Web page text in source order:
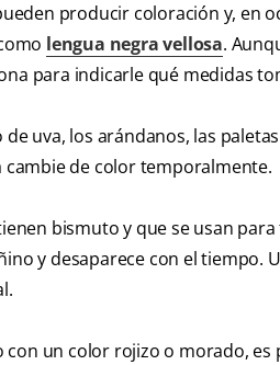
producir coloración y, en
lengua negra vellosa.
para indicarle qué medidas
uva, los arándanos, las
cambie de color temporalmente.
bismuto y que se usan
y desaparece con el tiempo.
un color rojizo o morado,